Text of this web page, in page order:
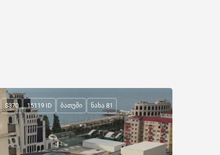
$370 15119 ID ბათუმი ნახა 81